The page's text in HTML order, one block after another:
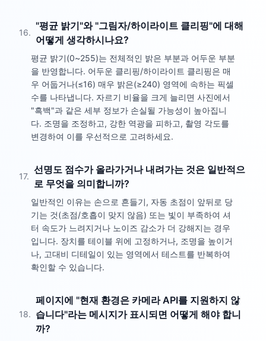
16.
"평균 밝기"와 "그림자/하이라이트 클리핑"에 대해
어떻게 생각하시나요?
평균 밝기(0~255)는 전체적인 밝은 부분과 어두운 부분
을 반영합니다. 어두운 클리핑/하이라이트 클리핑은 매
우 어둡거나(≤16) 매우 밝은(≥240) 영역에 속하는 픽셀
수를 나타냅니다. 자르기 비율을 크게 늘리면 사진에서
"흑백"과 같은 세부 정보가 손실될 가능성이 높아집니
다. 조명을 조정하고, 강한 역광을 피하고, 촬영 각도를
변경하여 이를 우선적으로 고려하세요.
17.
선명도 점수가 올라가거나 내려가는 것은 일반적으
로 무엇을 의미합니까?
일반적인 이유는 손으로 흔들기, 자동 초점이 앞뒤로 당
기는 것(초점/호흡이 맞지 않음) 또는 빛이 부족하여 셔
터 속도가 느려지거나 노이즈 감소가 더 강해지는 경우
입니다. 장치를 테이블 위에 고정하거나, 조명을 높이거
나, 고대비 디테일이 있는 영역에서 테스트를 반복하여
확인할 수 있습니다.
18.
페이지에 "현재 환경은 카메라 API를 지원하지 않
습니다"라는 메시지가 표시되면 어떻게 해야 합니
까?